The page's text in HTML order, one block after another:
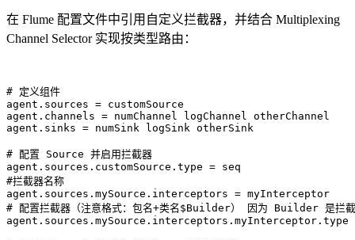
在 Flume 配置文件中引用自定义拦截器，并结合 Multiplexing
Channel Selector 实现按类型路由：
# 定义组件
agent.sources = customSource
agent.channels = numChannel logChannel otherChannel
agent.sinks = numSink logSink otherSink
# 配置 Source 并启用拦截器
agent.sources.customSource.type = seq
#拦截器名称
agent.sources.mySource.interceptors = myInterceptor
# 配置拦截器（注意格式：包名+类名$Builder） 因为 Builder 是拦截
agent.sources.mySource.interceptors.myInterceptor.type